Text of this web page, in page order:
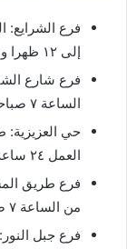
إلى ١٢ ظهرا ومن ٤ عصرا إلى ١٢ ليلا جميع أيام الاسبوع.
الساعة ٧ صباحا إلى الساعة ١ ليلا جميع أيام الاسبوع.
العمل ٢٤ ساعة.
من الساعة ٧ صباحا إلى الساعة ١:٥٥ ليلا جميع أيام الاسبوع.